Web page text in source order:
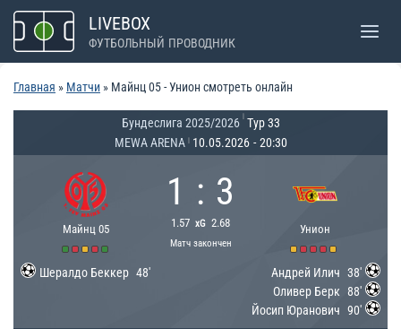
Перейти
содержимому
LIVEBOX
ФУТБОЛЬНЫЙ ПРОВОДНИК
Главная » Матчи » Майнц 05 - Унион смотреть онлайн
Бундеслига 2025/2026 Тур 33
MEWA ARENA 10.05.2026 - 20:30
Майнц 05
1 : 3
1.57 xG 2.68
Матч закончен
Унион
Шералдо Беккер 48' Андрей Илич 38'
Оливер Берк 88'
Йосип Юранович 90'